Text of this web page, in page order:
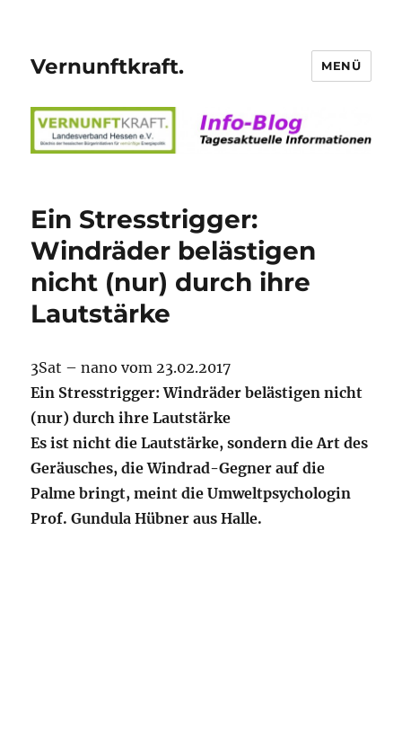
Vernunftkraft. MENÜ
Ein Stresstrigger:
Windräder belästigen
nicht (nur) durch ihre
Lautstärke
3Sat – nano vom 23.02.2017
Ein Stresstrigger: Windräder belästigen nicht
(nur) durch ihre Lautstärke
Es ist nicht die Lautstärke, sondern die Art des
Geräusches, die Windrad-Gegner auf die
Palme bringt, meint die Umweltpsychologin
Prof. Gundula Hübner aus Halle.